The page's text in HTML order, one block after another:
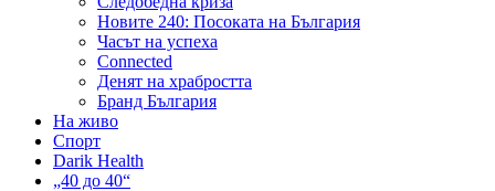
Новите 240: Посоката на България
Часът на успеха
Connected
Денят на храбростта
Бранд България
На живо
Спорт
Darik Health
„40 до 40“